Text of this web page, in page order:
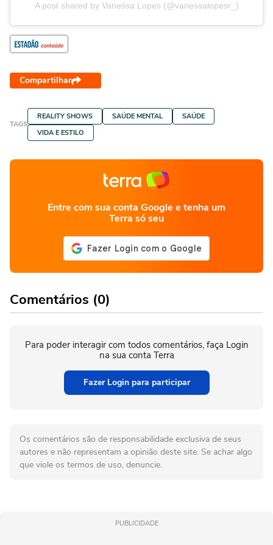
A post shared by Vanessa Lopes (@vanessalopesr_)
Compartilhar
TAGS
REALITY SHOWS SAÚDE MENTAL
SAÚDE
VIDA E ESTILO
Entre com sua conta Google e tenha um
Terra só seu
Comentários (0)
Para poder interagir com todos comentários, faça Login
na sua conta Terra
Fazer Login para participar
Os comentários são de responsabilidade exclusiva de seus
autores e não representam a opinião deste site. Se achar algo
que viole os termos de uso, denuncie.
PUBLICIDADE